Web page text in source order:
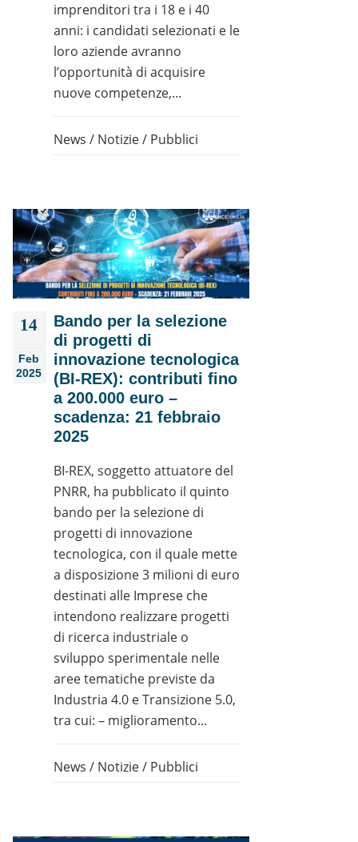
imprenditori tra i 18 e i 40
anni: i candidati selezionati e le
loro aziende avranno
l’opportunità di acquisire
nuove competenze,...
News / Notizie/ Pubblici
14
Feb
2025
Bando per la selezione
di progetti di
innovazione tecnologica
(BI-REX): contributi fino
a 200.000 euro –
scadenza: 21 febbraio
2025
BI-REX, soggetto attuatore del
PNRR, ha pubblicato il quinto
bando per la selezione di
progetti di innovazione
tecnologica, con il quale mette
a disposizione 3 milioni di euro
destinati alle Imprese che
intendono realizzare progetti
di ricerca industriale o
sviluppo sperimentale nelle
aree tematiche previste da
Industria 4.0 e Transizione 5.0,
tra cui: – miglioramento...
News / Notizie/ Pubblici